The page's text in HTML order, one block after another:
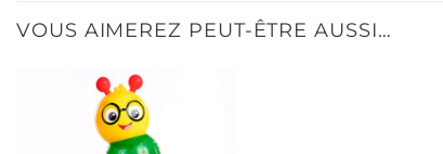
VOUS AIMEREZ PEUT-ÊTRE AUSSI…